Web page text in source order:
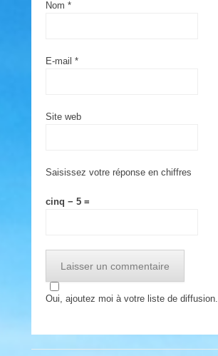
Nom *
E-mail *
Site web
Saisissez votre réponse en chiffres
cinq − 5 =
Oui, ajoutez moi à votre liste de diffusion.